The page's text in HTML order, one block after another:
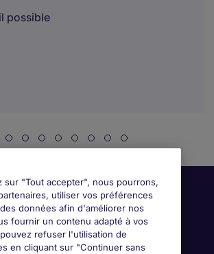
possible
sur "Tout accepter", nous pourrons,
utiliser vos préférences
données afin d'améliorer nos
fournir un contenu adapté à vos
refuser l'utilisation de
en cliquant sur "Continuer sans